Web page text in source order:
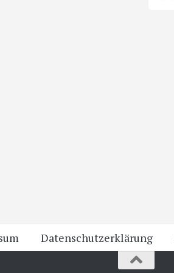
Datenschutzerklärung